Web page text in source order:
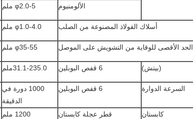
الألومنيوم φ2.0-5 ملم
أسلاك الفولاذ المصنوعة من الصلب φ1.0-4.0 ملم
الحد الأقصى للوقاية من التشويش على الموصل φ35-55 ملم
(بيتش) 6 قفص البوبلين 31.1-235.0ملم
السرعة الدوارة 6 قفص البوبلين
1000 دورة في
الدقيقة
كابستان قطر عجلة كابستان 1200 ملم